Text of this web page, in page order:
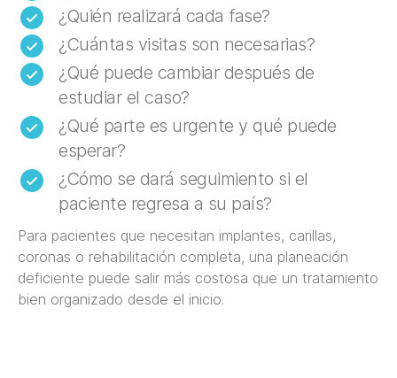
¿Quién realizará cada fase?
¿Cuántas visitas son necesarias?
¿Qué puede cambiar después de
estudiar el caso?
¿Qué parte es urgente y qué puede
esperar?
¿Cómo se dará seguimiento si el
paciente regresa a su país?
Para pacientes que necesitan implantes, carillas,
coronas o rehabilitación completa, una planeación
deficiente puede salir más costosa que un tratamiento
bien organizado desde el inicio.